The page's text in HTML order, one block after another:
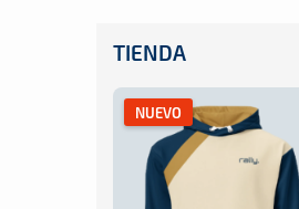
TIENDA
NUEVO